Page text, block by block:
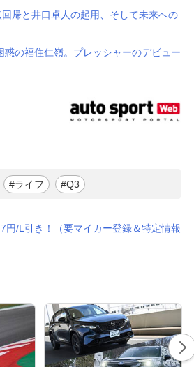
帰と井口卓人の起用、そして未来への
惑の福住仁嶺。プレッシャーのデビュー
#ライフ #Q3
円/L引き！（要マイカー登録＆特定情報